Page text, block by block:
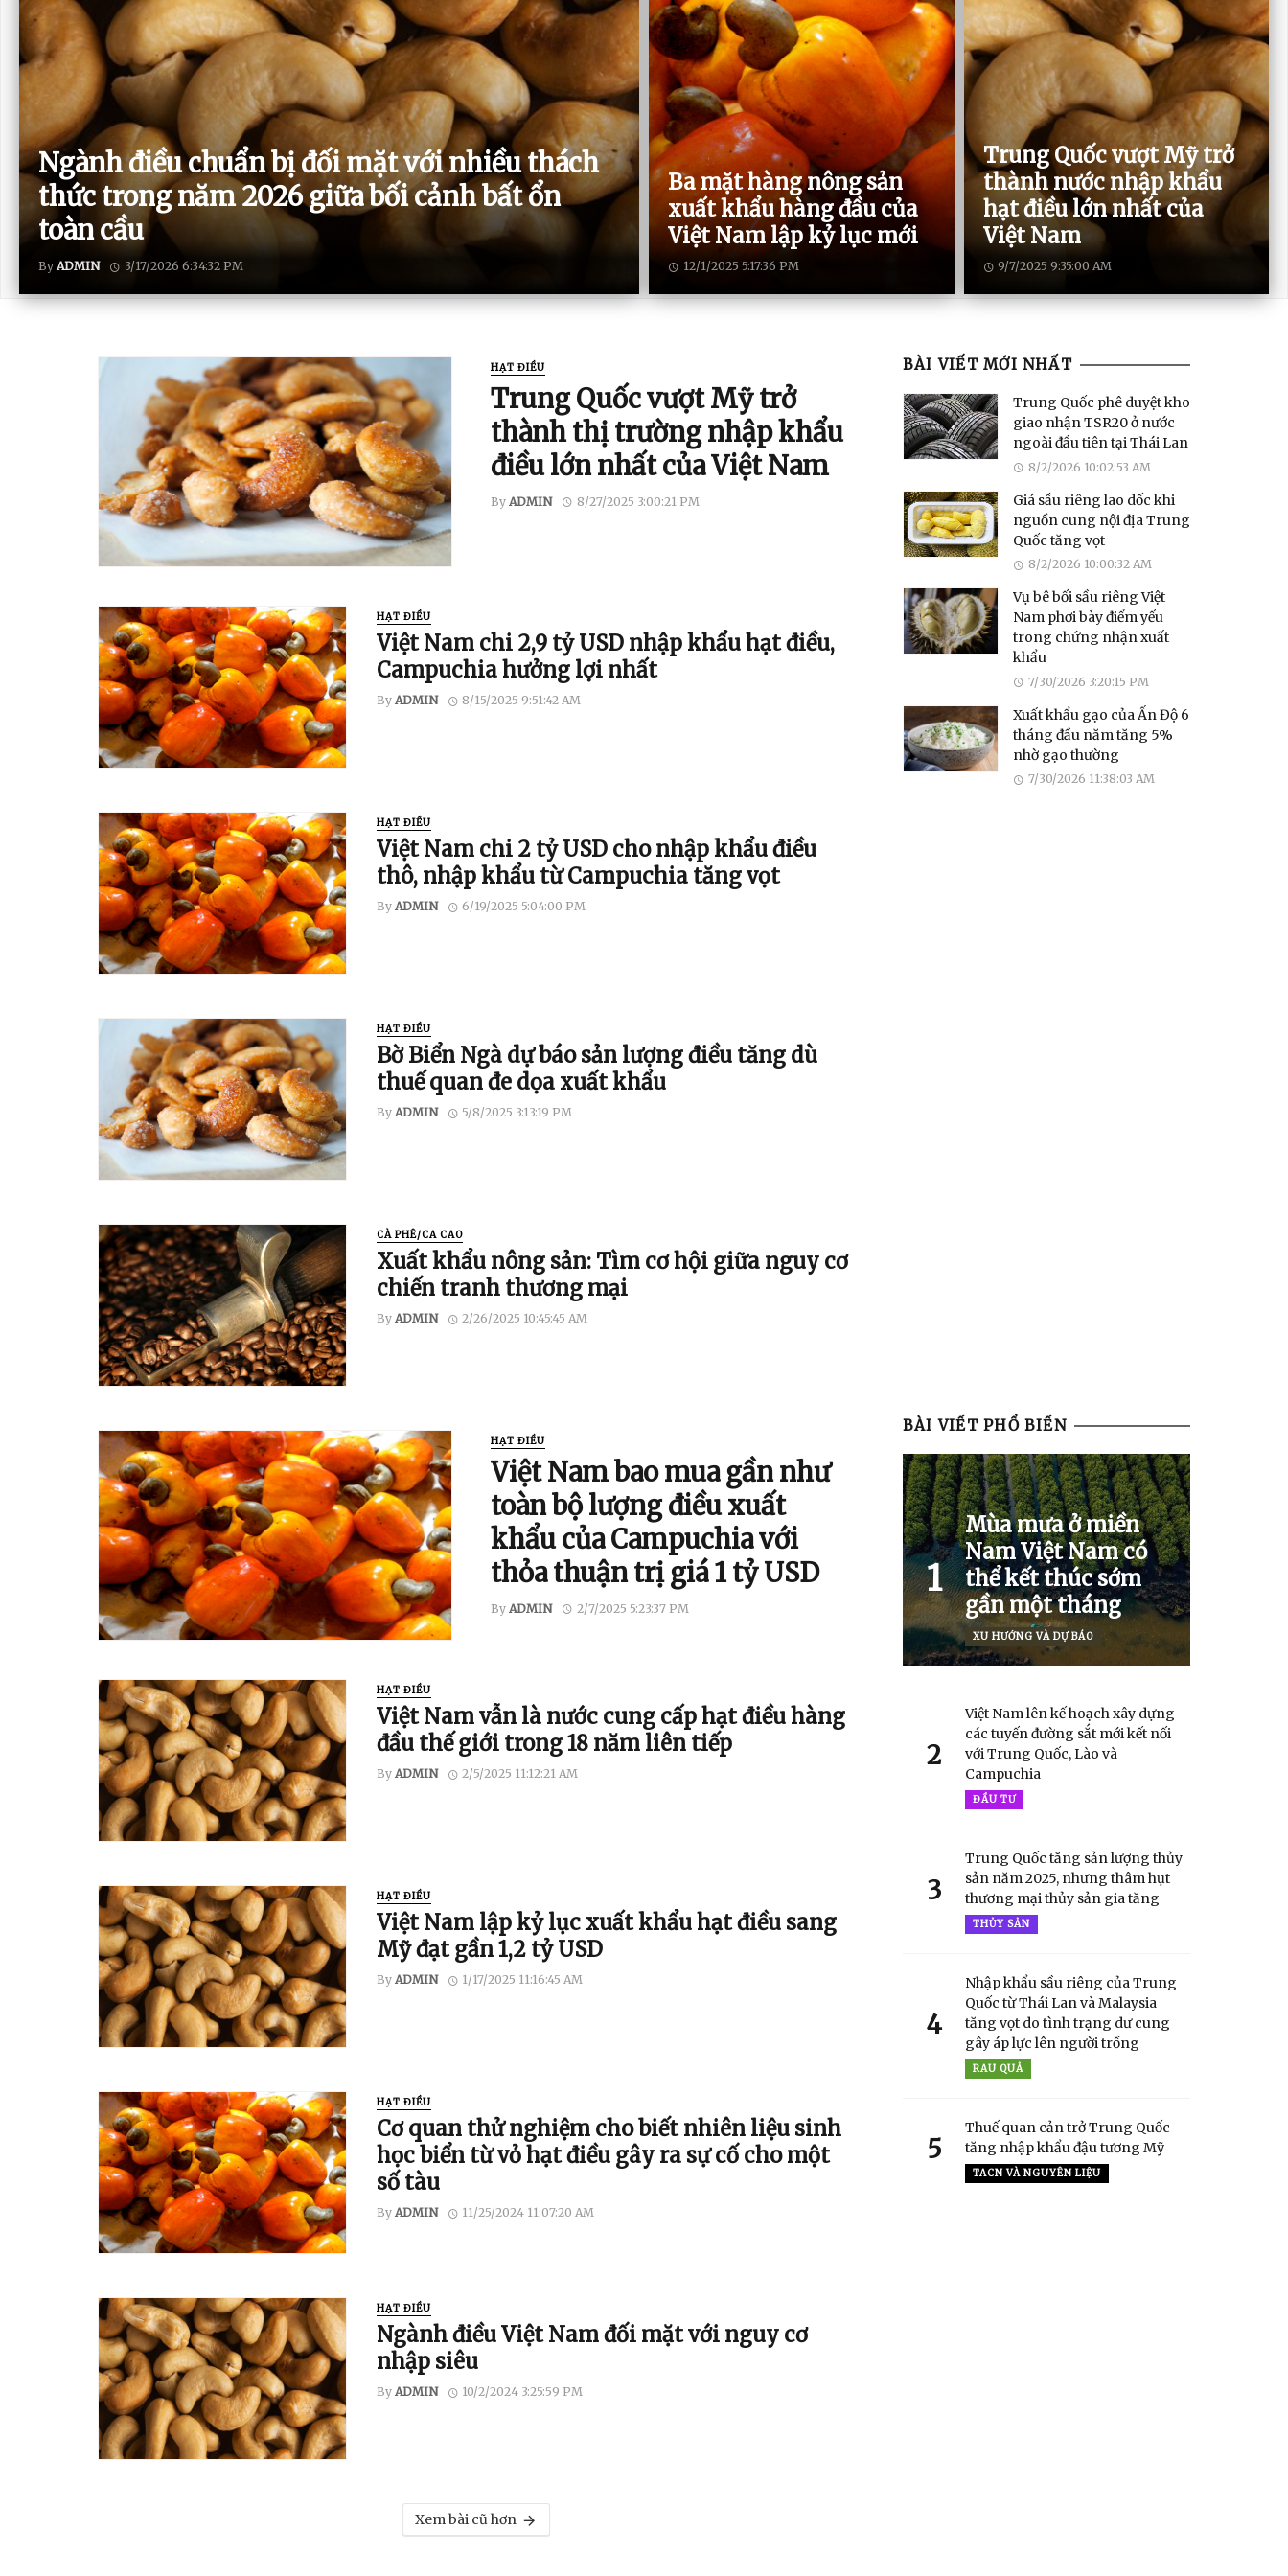
Ngành điều chuẩn bị đối mặt với nhiều thách
thức trong năm 2026 giữa bối cảnh bất ổn
toàn cầu
By ADMIN 3/17/2026 6:34:32 PM
Ba mặt hàng nông sản
xuất khẩu hàng đầu của
Việt Nam lập kỷ lục mới
12/1/2025 5:17:36 PM
Trung Quốc vượt Mỹ trở
thành nước nhập khẩu
hạt điều lớn nhất của
Việt Nam
9/7/2025 9:35:00 AM
HẠT ĐIỀU
Trung Quốc vượt Mỹ trở
thành thị trường nhập khẩu
điều lớn nhất của Việt Nam
By ADMIN 8/27/2025 3:00:21 PM
HẠT ĐIỀU
Việt Nam chi 2,9 tỷ USD nhập khẩu hạt điều,
Campuchia hưởng lợi nhất
By ADMIN 8/15/2025 9:51:42 AM
HẠT ĐIỀU
Việt Nam chi 2 tỷ USD cho nhập khẩu điều
thô, nhập khẩu từ Campuchia tăng vọt
By ADMIN 6/19/2025 5:04:00 PM
HẠT ĐIỀU
Bờ Biển Ngà dự báo ​​sản lượng điều tăng dù
thuế quan đe dọa xuất khẩu
By ADMIN 5/8/2025 3:13:19 PM
CÀ PHÊ/CA CAO
Xuất khẩu nông sản: Tìm cơ hội giữa nguy cơ
chiến tranh thương mại
By ADMIN 2/26/2025 10:45:45 AM
HẠT ĐIỀU
Việt Nam bao mua gần như
toàn bộ lượng điều xuất
khẩu của Campuchia với
thỏa thuận trị giá 1 tỷ USD
By ADMIN 2/7/2025 5:23:37 PM
HẠT ĐIỀU
Việt Nam vẫn là nước cung cấp hạt điều hàng
đầu thế giới trong 18 năm liên tiếp
By ADMIN 2/5/2025 11:12:21 AM
HẠT ĐIỀU
Việt Nam lập kỷ lục xuất khẩu hạt điều sang
Mỹ đạt gần 1,2 tỷ USD
By ADMIN 1/17/2025 11:16:45 AM
HẠT ĐIỀU
Cơ quan thử nghiệm cho biết nhiên liệu sinh
học biển từ vỏ hạt điều gây ra sự cố cho một
số tàu
By ADMIN 11/25/2024 11:07:20 AM
HẠT ĐIỀU
Ngành điều Việt Nam đối mặt với nguy cơ
nhập siêu
By ADMIN 10/2/2024 3:25:59 PM
Xem bài cũ hơn
BÀI VIẾT MỚI NHẤT
Trung Quốc phê duyệt kho
giao nhận TSR20 ở nước
ngoài đầu tiên tại Thái Lan
8/2/2026 10:02:53 AM
Giá sầu riêng lao dốc khi
nguồn cung nội địa Trung
Quốc tăng vọt
8/2/2026 10:00:32 AM
Vụ bê bối sầu riêng Việt
Nam phơi bày điểm yếu
trong chứng nhận xuất
khẩu
7/30/2026 3:20:15 PM
Xuất khẩu gạo của Ấn Độ 6
tháng đầu năm tăng 5%
nhờ gạo thường
7/30/2026 11:38:03 AM
BÀI VIẾT PHỔ BIẾN
1
Mùa mưa ở miền
Nam Việt Nam có
thể kết thúc sớm
gần một tháng
XU HƯỚNG VÀ DỰ BÁO
2
Việt Nam lên kế hoạch xây dựng
các tuyến đường sắt mới kết nối
với Trung Quốc, Lào và
Campuchia
ĐẦU TƯ
3
Trung Quốc tăng sản lượng thủy
sản năm 2025, nhưng thâm hụt
thương mại thủy sản gia tăng
THỦY SẢN
4
Nhập khẩu sầu riêng của Trung
Quốc từ Thái Lan và Malaysia
tăng vọt do tình trạng dư cung
gây áp lực lên người trồng
RAU QUẢ
5
Thuế quan cản trở Trung Quốc
tăng nhập khẩu đậu tương Mỹ
TACN VÀ NGUYÊN LIỆU